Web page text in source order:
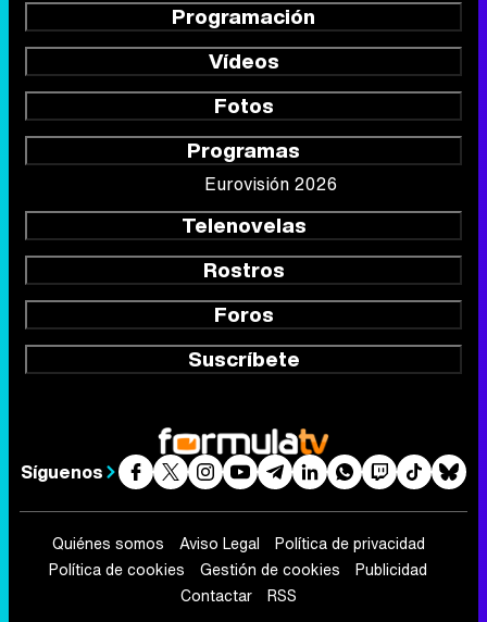
Programación
Vídeos
Fotos
Programas
Eurovisión 2026
Telenovelas
Rostros
Foros
Suscríbete
Síguenos
Quiénes somos Aviso Legal
Política de privacidad
Política de cookies
Gestión de cookies
Publicidad
Contactar
RSS